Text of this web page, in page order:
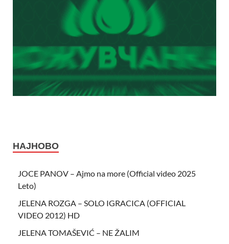
НАЈНОВО
JOCE PANOV – Ajmo na more (Official video 2025
Leto)
JELENA ROZGA – SOLO IGRACICA (OFFICIAL
VIDEO 2012) HD
JELENA TOMAŠEVIĆ – NE ŽALIM